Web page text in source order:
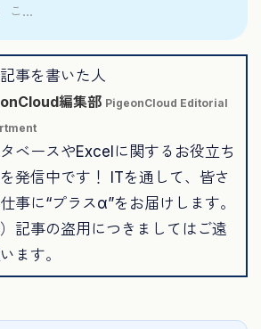
こ...
事を書いた人
編集部 PigeonCloud Editorial
ベースやExcelに関するお役立ち
発信中です！ ITを通して、皆さ
事に“プラスα”をお届けします。
記事の盗用につきましてはご遠
ます。